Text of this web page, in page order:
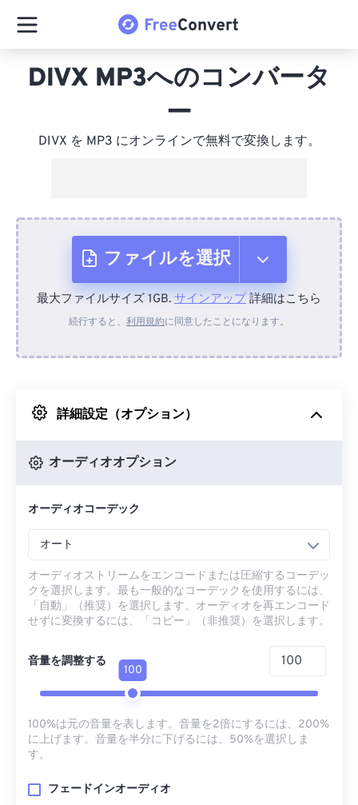
DIVX MP3へのコンバータ
ー
DIVX を MP3 にオンラインで無料で変換します。
ファイルを選択
デバイスから
Googleドライブから
最大ファイルサイズ 1GB. サインアップ詳細はこちら
続行すると、 利用規約に同意したことになります。
詳細設定（オプション）
オーディオオプション
オーディオコーデック
オート
オーディオストリームをエンコードまたは圧縮するコーデッ
クを選択します。最も一般的なコーデックを使用するには、
「自動」（推奨）を選択します。オーディオを再エンコード
せずに変換するには、「コピー」（非推奨）を選択します。
音量を調整する
100
100%は元の音量を表します。音量を2倍にするには、200%
に上げます。音量を半分に下げるには、50%を選択しま
す。
フェードインオーディオ